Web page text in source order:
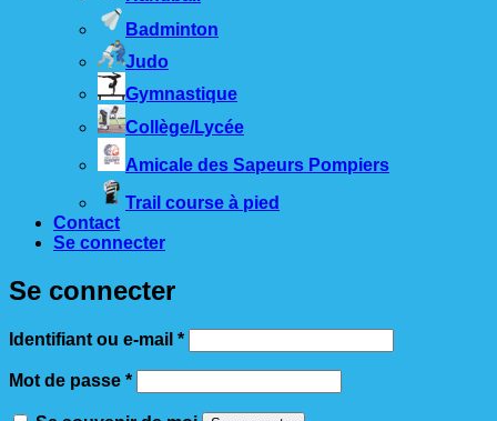
Badminton
Judo
Gymnastique
Collège/Lycée
Amicale des Sapeurs Pompiers
Trail course à pied
Contact
Se connecter
Se connecter
Identifiant ou e-mail *Obligatoire
Mot de passe *Obligatoire